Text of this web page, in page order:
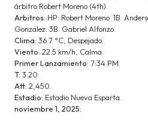
árbitro Robert Moreno (4th).
Arbitros: HP: Robert Moreno. 1B:
Gonzalez. 3B: Gabriel Alfonzo.
Clima: 36.7 °C, Despejado.
Viento: 22.5 km/h, Calma.
Primer Lanzamiento: 7:34 PM.
T: 3:20.
Att: 2,450.
Estadio: Estadio Nueva Esparta.
noviembre 1, 2025: